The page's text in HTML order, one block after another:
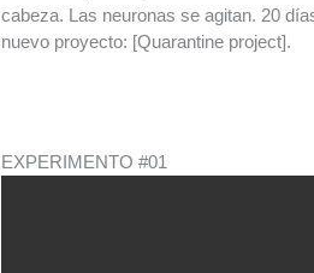
cabeza. Las neuronas se agitan. 20
nuevo proyecto: [Quarantine project].
EXPERIMENTO #01